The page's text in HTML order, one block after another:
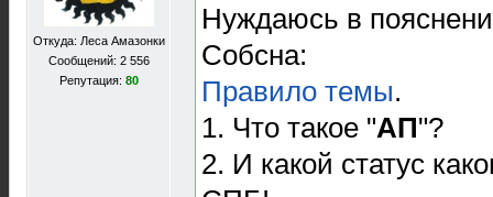
Откуда: Леса Амазонки
Сообщений: 2 556
Репутация: 80
Нуждаюсь в
Собсна:
Правило темы.
1. Что такое "АП"?
2. И какой статус